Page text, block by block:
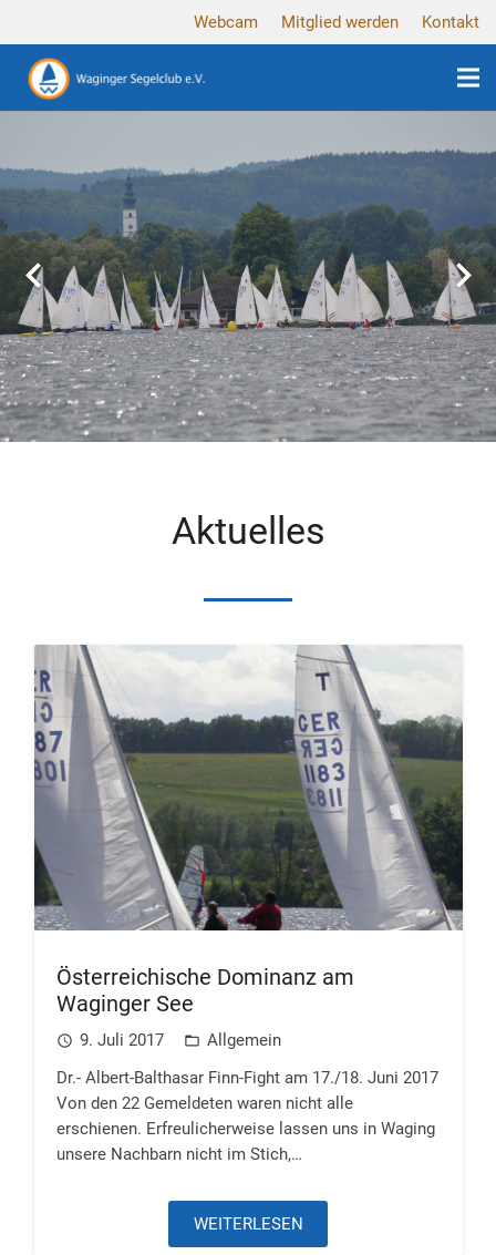
Webcam Mitglied werden Kontakt
Aktuelles
Österreichische Dominanz am
Waginger See
access_time 9. Juli 2017 folder_open Allgemein
Dr.- Albert-Balthasar Finn-Fight am 17./18. Juni 2017
Von den 22 Gemeldeten waren nicht alle
erschienen. Erfreulicherweise lassen uns in Waging
unsere Nachbarn nicht im Stich,…
WEITERLESEN